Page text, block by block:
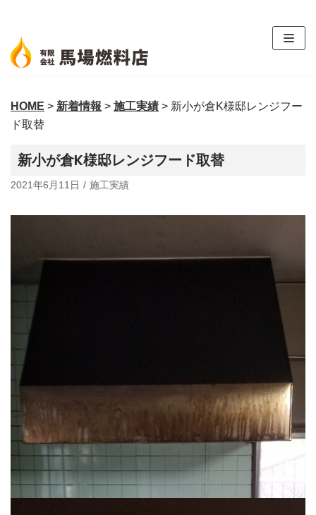
ン
テ
ン
へ
ス
ッ
プ
HOME > 新着情報 > 施工実績 > 新小が倉K様邸レンジフー
ド取替
新小が倉K様邸レンジフード取替
2021年6月11日 施工実績